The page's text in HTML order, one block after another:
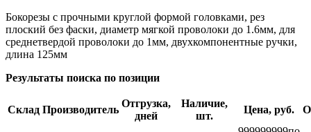
Бокорезы с прочными круглой формой головками, рез
плоский без фаски, диаметр мягкой проволоки до 1.6мм, для
среднетвердой проволоки до 1мм, двухкомпонентные ручки,
длина 125мм
Результаты поиска по позиции
Склад Производитель
Отгрузка,
дней
Наличие,
шт.
Цена, руб.